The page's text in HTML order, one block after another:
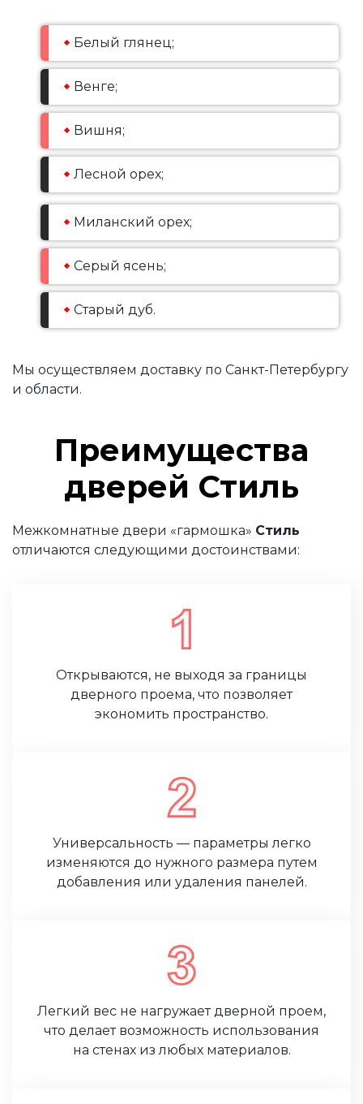
Белый глянец;
Венге;
Вишня;
Лесной орех;
Миланский орех;
Серый ясень;
Старый дуб.
Мы осуществляем доставку по Санкт-Петербургу
и области.
Преимущества
дверей Стиль
Межкомнатные двери «гармошка» Стиль
отличаются следующими достоинствами:
Открываются, не выходя за границы
дверного проема, что позволяет
экономить пространство.
Универсальность — параметры легко
изменяются до нужного размера путем
добавления или удаления панелей.
Легкий вес не нагружает дверной проем,
что делает возможность использования
на стенах из любых материалов.